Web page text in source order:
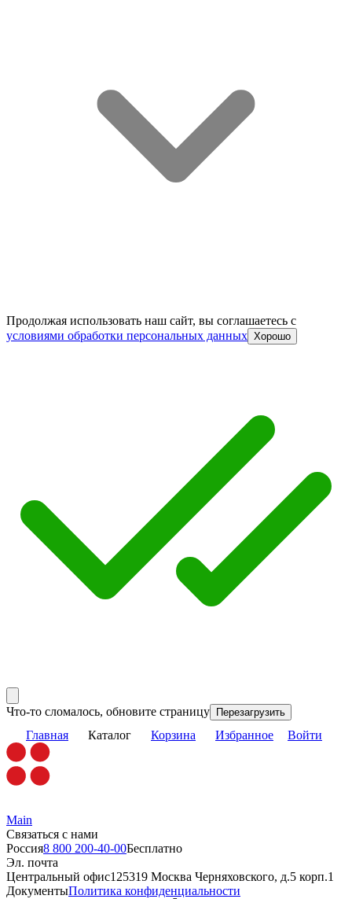
Продолжая использовать наш сайт, вы соглашаетесь c
условиями обработки персональных данных Хорошо
Что-то сломалось, обновите страницу Перезагрузить
Главная Каталог Корзина Избранное Войти
Main
Связаться с нами
Россия8 800 200-40-00Бесплатно
Эл. почта
Центральный офис125319 Москва Черняховского, д.5 корп.1
ДокументыПолитика конфиденциальности